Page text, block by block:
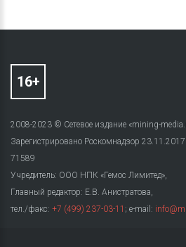
2008-2023 © Сетевое издание «mining-
Зарегистрировано Роскомнадзор
71589
Учредитель: ООО НПК «Гемос Лимитед»,
Главный редактор: Е.В. Анистратова,
тел./факс: +7 (499) 237-03-11 ; e-mail: